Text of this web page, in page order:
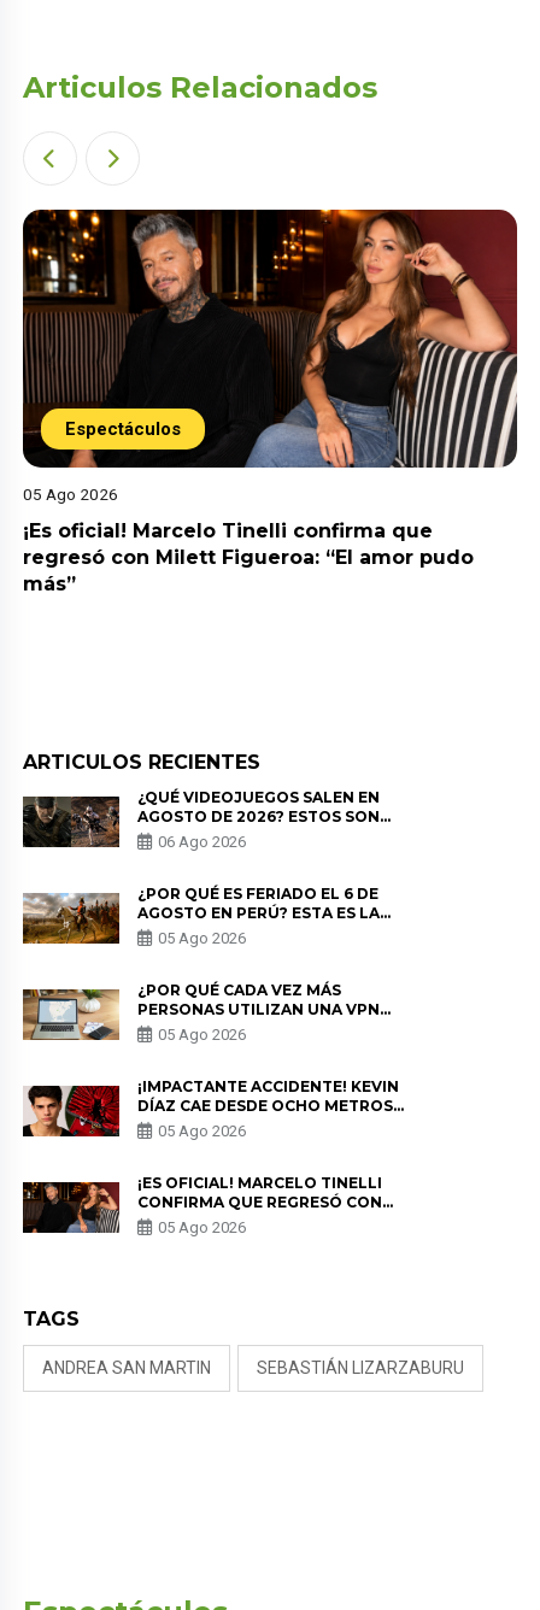
Articulos Relacionados
Espectáculos
05 Ago 2026
¡Es oficial! Marcelo Tinelli confirma que
regresó con Milett Figueroa: “El amor pudo
más”
ARTICULOS RECIENTES
¿QUÉ VIDEOJUEGOS SALEN EN
AGOSTO DE 2026? ESTOS SON
LOS ESTRENOS MÁS ESPERADOS
06 Ago 2026
¿POR QUÉ ES FERIADO EL 6 DE
AGOSTO EN PERÚ? ESTA ES LA
HISTORIA
05 Ago 2026
¿POR QUÉ CADA VEZ MÁS
PERSONAS UTILIZAN UNA VPN
PARA PROTEGER SU
PRIVACIDAD?
05 Ago 2026
¡IMPACTANTE ACCIDENTE! KEVIN
DÍAZ CAE DESDE OCHO METROS
EN “ESTO ES GUERRA” Y GENERA
PREOCUPACIÓN
05 Ago 2026
¡ES OFICIAL! MARCELO TINELLI
CONFIRMA QUE REGRESÓ CON
MILETT FIGUEROA: “EL AMOR
PUDO MÁS”
05 Ago 2026
TAGS
ANDREA SAN MARTIN SEBASTIÁN LIZARZABURU